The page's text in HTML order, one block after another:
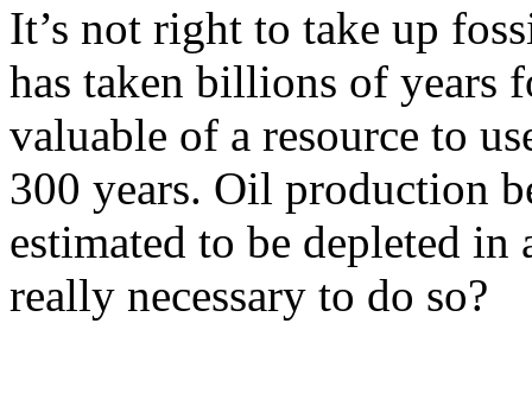
It’s not right to take up
has taken billions of years
valuable of a resource to
300 years. Oil production
estimated to be depleted
really necessary to do so?